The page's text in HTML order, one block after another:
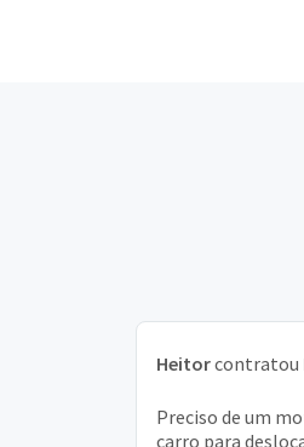
Heitorcontratou
Preciso de um
carro para